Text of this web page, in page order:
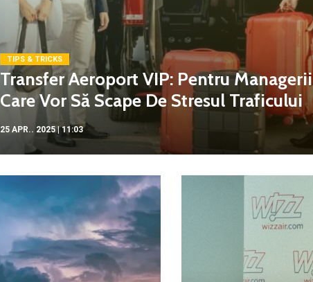
TIPS & TRICKS
Transfer Aeroport VIP: Pentru Managerii
Care Vor Să Scape De Stresul Traficului
25 APR.. 2025 | 11:03